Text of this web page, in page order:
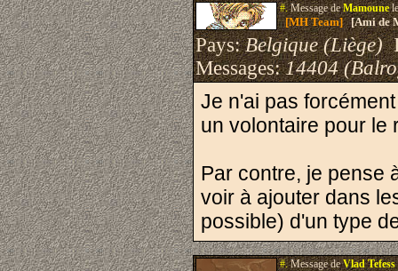
#.Message deMamoune
[MH Team][Ami de
Pays:Belgique (Liège)
Messages:14404
Je n'ai pas
un volontaire pour le
Par contre, je pense
voir à ajouter dans
possible) d'un type
#.Message deVlad Tefess